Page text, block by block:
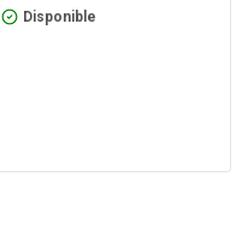
Disponible